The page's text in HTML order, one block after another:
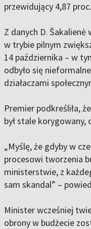
przewidujący 4,87
Z danych D.
w trybie pilnym
14 października – w
odbyło się
działaczami
Premier podkreśliła,
był stale
„Myślę, że gdyby w
procesowi tworzenia
ministerstwie, z
sam skandal” –
Minister wcześniej
obrony w budżecie